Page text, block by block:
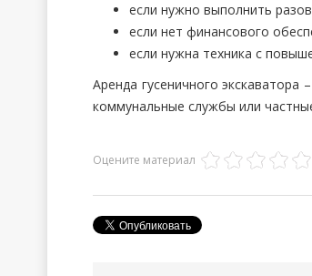
если нужно выполнить
если нет финансового
если нужна техника с
Аренда гусеничного
коммунальные службы или
Оцените материал